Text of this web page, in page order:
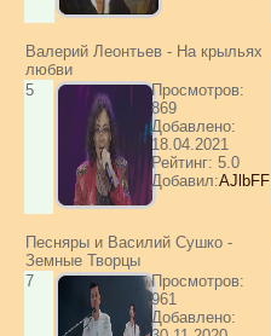
Валерий Леонтьев - На крыльях
любви
5
Просмотров:
869
Добавлено:
18.04.2021
Рейтинг: 5.0
Добавил:AJlbFF
Песняры и Василий Сушко -
Земные Творцы
7
Просмотров:
961
Добавлено: